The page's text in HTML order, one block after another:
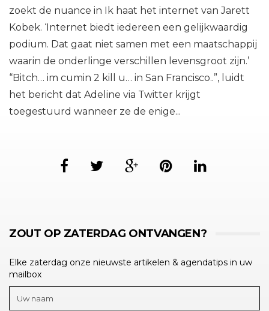
zoekt de nuance in Ik haat het internet van Jarett
Kobek. ‘Internet biedt iedereen een gelijkwaardig
podium. Dat gaat niet samen met een maatschappij
waarin de onderlinge verschillen levensgroot zijn.’
“Bitch… im cumin 2 kill u… in San Francisco..”, luidt
het bericht dat Adeline via Twitter krijgt
toegestuurd wanneer ze de enige...
ZOUT OP ZATERDAG ONTVANGEN?
Elke zaterdag onze nieuwste artikelen & agendatips in uw
mailbox